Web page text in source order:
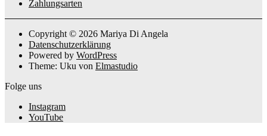
Zahlungsarten
Copyright © 2026 Mariya Di Angela
Datenschutzerklärung
Powered by WordPress
Theme: Uku von Elmastudio
Folge uns
Instagram
YouTube